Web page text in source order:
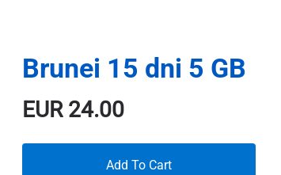
Brunei 15 dni 5 GB
EUR24.00
Add To Cart